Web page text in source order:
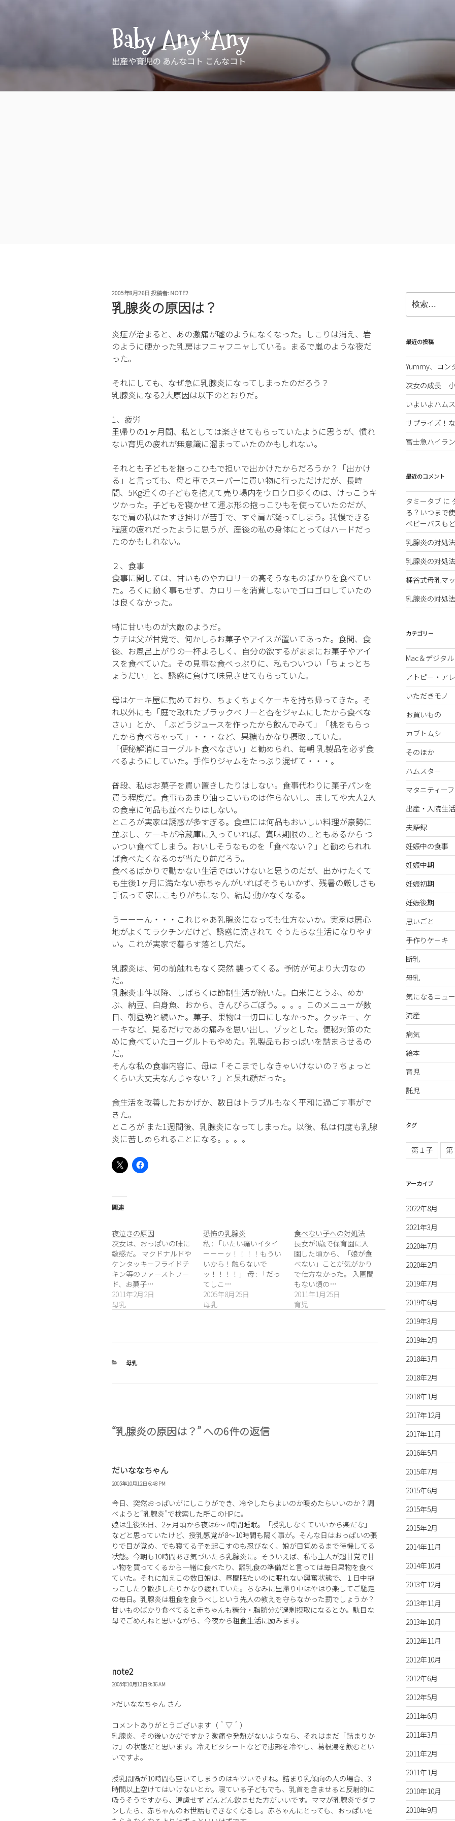
へ
キ
Baby Any*Any
出産や育児の あんなコト こんなコト
投
稿
日:
2005年8月26日投稿者:NOTE2
乳腺炎の原因は？
炎症が治まると、あの激痛が嘘のようになくなった。しこりは消え、岩
のように硬かった乳房はフニャフニャしている。まるで嵐のような夜だ
った。
それにしても、なぜ急に乳腺炎になってしまったのだろう？
乳腺炎になる2大原因は以下のとおりだ。
1、疲労
里帰りの1ヶ月間、私としては楽させてもらっていたように思うが、慣れ
ない育児の疲れが無意識に溜まっていたのかもしれない。
それとも子どもを抱っこひもで担いで出かけたからだろうか？「出かけ
る」と言っても、母と車でスーパーに買い物に行っただけだが、長時
間、5Kg近くの子どもを抱えて売り場内をウロウロ歩くのは、けっこうキ
ツかった。子どもを寝かせて運ぶ形の抱っこひもを使っていたのだが、
なで肩の私はたすき掛けが苦手で、すぐ肩が凝ってしまう。我慢できる
程度の疲れだったように思うが、産後の私の身体にとってはハードだっ
たのかもしれない。
２、食事
食事に関しては、甘いものやカロリーの高そうなものばかりを食べてい
た。ろくに動く事もせず、カロリーを消費しないでゴロゴロしていたの
は良くなかった。
特に甘いものが大敵のようだ。
ウチは父が甘党で、何かしらお菓子やアイスが置いてあった。食間、食
後、お風呂上がりの一杯よろしく、自分の欲するがままにお菓子やアイ
スを食べていた。その見事な食べっぷりに、私もついつい「ちょっとち
ょうだい」と、誘惑に負けて味見させてもらっていた。
母はケーキ屋に勤めており、ちょくちょくケーキを持ち帰ってきた。そ
れ以外にも「庭で取れたブラックベリーと杏をジャムにしたから食べな
さい」とか、「ぶどうジュースを作ったから飲んでみて」「桃をもらっ
たから食べちゃって」・・・など、果糖もかなり摂取していた。
「便秘解消にヨーグルト食べなさい」と勧められ、毎朝 乳製品を必ず食
べるようにしていた。手作りジャムをたっぷり混ぜて・・・。
普段、私はお菓子を買い置きしたりはしない。食事代わりに菓子パンを
買う程度だ。食事もあまり油っこいものは作らないし、ましてや大人2人
の食卓に何品も並べたりはしない。
ところが実家は誘惑が多すぎる。食卓には何品もおいしい料理が豪勢に
並ぶし、ケーキが冷蔵庫に入っていれば、賞味期限のこともあるから つ
いつい食べてしまう。おいしそうなものを「食べない？」と勧められれ
ば食べたくなるのが当たり前だろう。
食べるばかりで動かない生活ではいけないと思うのだが、出かけたくて
も生後1ヶ月に満たない赤ちゃんがいればそうもいかず、残暑の厳しさも
手伝って 家にこもりがちになり、結局 動かなくなる。
うーーーん・・・これじゃあ乳腺炎になっても仕方ないか。実家は居心
地がよくてラクチンだけど、誘惑に流されて ぐうたらな生活になりやす
い。これが実家で暮らす落とし穴だ。
乳腺炎は、何の前触れもなく突然 襲ってくる。予防が何より大切なの
だ。
乳腺炎事件以降、しばらくは節制生活が続いた。白米にとうふ、めか
ぶ、納豆、白身魚、おから、きんぴらごぼう。。。。このメニューが数
日、朝昼晩と続いた。菓子、果物は一切口にしなかった。クッキー、ケ
ーキなど、見るだけであの痛みを思い出し、ゾッとした。便秘対策のた
めに食べていたヨーグルトもやめた。乳製品もおっぱいを詰まらせるの
だ。
そんな私の食事内容に、母は「そこまでしなきゃいけないの？ちょっと
くらい大丈夫なんじゃない？」と呆れ顔だった。
食生活を改善したおかげか、数日はトラブルもなく平和に過ごす事がで
きた。
ところが また1週間後、乳腺炎になってしまった。以後、私は何度も乳腺
炎に苦しめられることになる。。。。
関連
夜泣きの原因
次女は、おっぱいの味に
敏感だ。 マクドナルドや
ケンタッキーフライドチ
キン等のファーストフー
ド、お菓子…
2011年2月2日
母乳
恐怖の乳腺炎
私 : 「いたい痛いイタイ
ーーーッ！！！！もうい
いから！触らないで
ッ！！！！」 母 : 「だっ
てしこ…
2005年8月25日
母乳
食べない子への対処法
長女が0歳で保育園に入
園した頃から、「娘が食
べない」ことが気がかり
で仕方なかった。 入園間
もない頃の…
2011年1月25日
育児
カ
母乳
“乳腺炎の原因は？” への6件の返信
だいななちゃん
2005年10月12日 6:48 PM
今日、突然おっぱいがにしこりができ、冷やしたらよいのか暖めたらいいのか？調
べようと“乳腺炎”で検索した所このHPに。
娘は生後95日、2ヶ月頃から夜は6〜7時間睡眠。「授乳しなくていいから楽だな」
などと思っていたけど、授乳感覚が8〜10時間も隔く事が。そんな日はおっぱいの張
りで目が覚め、でも寝てる子を起こすのも忍びなく、娘が目覚めるまで待機してる
状態。今朝も10時間あき気づいたら乳腺炎に。そういえば、私も主人が超甘党で甘
い物を買ってくるから一緒に食べたり、離乳食の準備だと言っては毎日果物を食べ
ていた。それに加えこの数日娘は、昼間眠たいのに眠れない興奮状態で、１日中抱
っこしたり散歩したりかなり疲れていた。ちなみに里帰り中はやはり楽してご馳走
の毎日。乳腺炎は粗食を食うべしという先人の教えを守らなかった罰でしょうか？
甘いものばかり食べてると赤ちゃんも糖分・脂肪分が過剰摂取になるとか。駄目な
母でごめんねと思いながら、今夜から粗食生活に励みます。
note2
2005年10月13日 9:36 AM
>だいななちゃん さん
コメントありがとうございます（＾▽＾）
乳腺炎、その後いかがですか？激痛や発熱がないようなら、それはまだ「詰まりか
け」の状態だと思います。冷えピタシートなどで患部を冷やし、葛根湯を飲むとい
いですよ。
授乳間隔が10時間も空いてしまうのはキツいですね。詰まり乳傾向の人の場合、3
時間以上空けてはいけないとか。寝ている子どもでも、乳首を含ませると反射的に
吸うそうですから、遠慮せず どんどん飲ませた方がいいです。ママが乳腺炎でダウ
ンしたら、赤ちゃんのお世話もできなくなるし。赤ちゃんにとっても、おっぱいを
索:
最近の投稿
Yummy、コン
次女の成長
いよいよハム
サプライズ！
富士急ハイラ
最近のコメント
タミータブに
る？いつまで
ベビーバスも
乳腺炎の対処法
乳腺炎の対処法
桶谷式母乳マ
乳腺炎の対処法
カテゴリー
Mac＆デジタル
アトピー・ア
いただきモノ
お買いもの
カブトムシ
そのほか
ハムスター
マタニティー
出産・入院生活
夫語録
妊娠中の食事
妊娠中期
妊娠初期
妊娠後期
思いごと
手作りケーキ
断乳
母乳
気になるニュ
流産
病気
絵本
育児
託児
タグ
第１子 第
アーカイブ
2022年8月
2021年3月
2020年7月
2020年2月
2019年7月
2019年6月
2019年3月
2019年2月
2018年3月
2018年2月
2018年1月
2017年12月
2017年11月
2016年5月
2015年7月
2015年6月
2015年5月
2015年2月
2014年11月
2014年10月
2013年12月
2013年11月
2013年10月
2012年11月
2012年10月
2012年6月
2012年5月
2011年6月
2011年3月
2011年2月
2011年1月
2010年10月
2010年9月